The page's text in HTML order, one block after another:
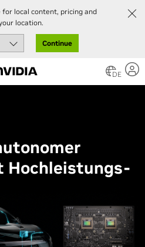
for local content, pricing and
location.
Continue
DE
Hochleistungs-